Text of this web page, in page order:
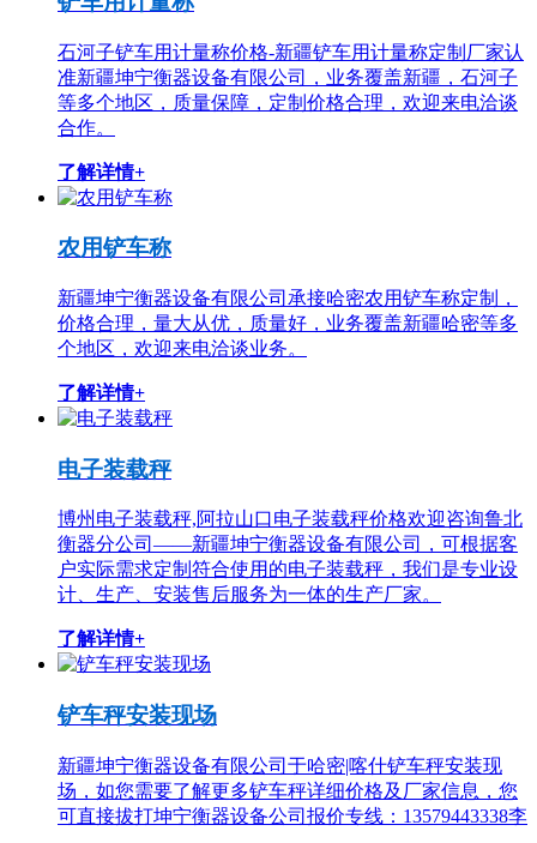
石河子铲车用计量称价格-新疆铲车用计量称定制厂家认
准新疆坤宁衡器设备有限公司，业务覆盖新疆，石河子
等多个地区，质量保障，定制价格合理，欢迎来电洽谈
合作。
了解详情+
农用铲车称
新疆坤宁衡器设备有限公司承接哈密农用铲车称定制，
价格合理，量大从优，质量好，业务覆盖新疆哈密等多
个地区，欢迎来电洽谈业务。
了解详情+
电子装载秤
博州电子装载秤,阿拉山口电子装载秤价格欢迎咨询鲁北
衡器分公司——新疆坤宁衡器设备有限公司，可根据客
户实际需求定制符合使用的电子装载秤，我们是专业设
计、生产、安装售后服务为一体的生产厂家。
了解详情+
铲车秤安装现场
新疆坤宁衡器设备有限公司于哈密|喀什铲车秤安装现
场，如您需要了解更多铲车秤详细价格及厂家信息，您
可直接拔打坤宁衡器设备公司报价专线：13579443338李